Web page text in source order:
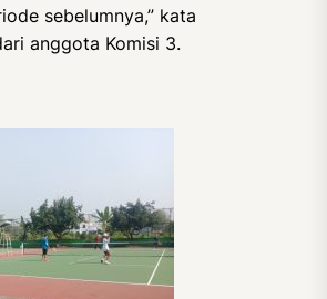
sebelumnya,” kata
anggota Komisi 3.